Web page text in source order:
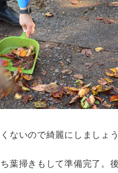
ないので綺麗にしましょ
葉掃きもして準備完了。